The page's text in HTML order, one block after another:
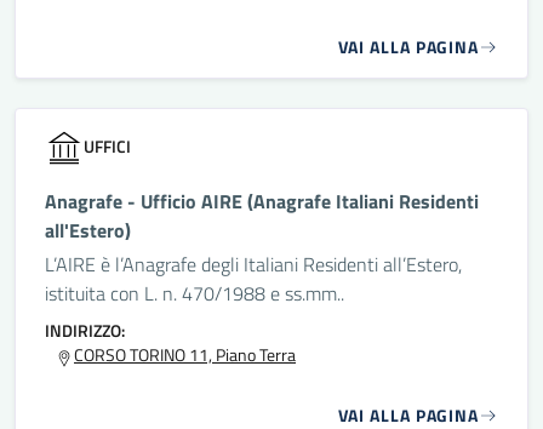
VAI ALLA PAGINA
UFFICI
Anagrafe - Ufficio AIRE (Anagrafe Italiani Residenti
all'Estero)
L’AIRE è l’Anagrafe degli Italiani Residenti all’Estero,
istituita con L. n. 470/1988 e ss.mm..
INDIRIZZO:
CORSO TORINO 11, Piano Terra
VAI ALLA PAGINA